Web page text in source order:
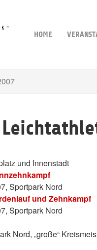
HOME
und Innenstadt
Sportpark Nord
und Zehnkampf
Sportpark Nord
Nord, „große“